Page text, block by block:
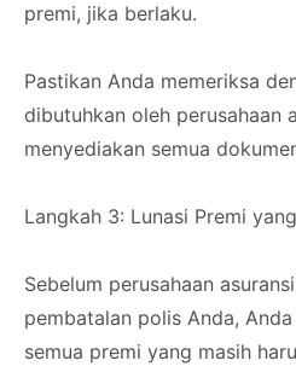
premi, jika berlaku.
Pastikan Anda memeriksa
dibutuhkan oleh perusahaan
menyediakan semua
Langkah 3: Lunasi Premi
Sebelum perusahaan
pembatalan polis Anda,
semua premi yang masih